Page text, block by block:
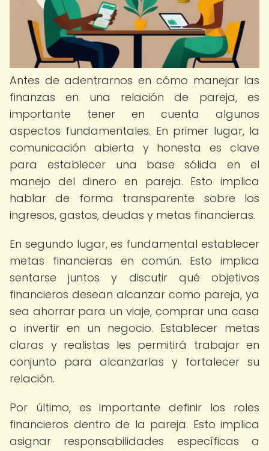
Antes de adentrarnos en cómo manejar las
finanzas en una relación de pareja, es
importante tener en cuenta algunos
aspectos fundamentales. En primer lugar, la
comunicación abierta y honesta es clave
para establecer una base sólida en el
manejo del dinero en pareja. Esto implica
hablar de forma transparente sobre los
ingresos, gastos, deudas y metas financieras.
En segundo lugar, es fundamental establecer
metas financieras en común. Esto implica
sentarse juntos y discutir qué objetivos
financieros desean alcanzar como pareja, ya
sea ahorrar para un viaje, comprar una casa
o invertir en un negocio. Establecer metas
claras y realistas les permitirá trabajar en
conjunto para alcanzarlas y fortalecer su
relación.
Por último, es importante definir los roles
financieros dentro de la pareja. Esto implica
asignar responsabilidades específicas a